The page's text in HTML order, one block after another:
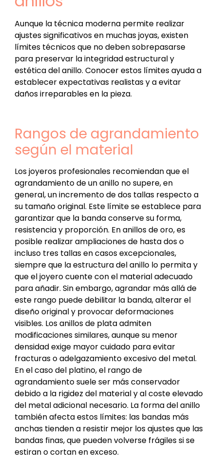
Aunque la técnica moderna permite realizar
ajustes significativos en muchas joyas, existen
límites técnicos que no deben sobrepasarse
para preservar la integridad estructural y
estética del anillo. Conocer estos límites ayuda a
establecer expectativas realistas y a evitar
daños irreparables en la pieza.
Rangos de agrandamiento
según el material
Los joyeros profesionales recomiendan que el
agrandamiento de un anillo no supere, en
general, un incremento de dos tallas respecto a
su tamaño original. Este límite se establece para
garantizar que la banda conserve su forma,
resistencia y proporción. En anillos de oro, es
posible realizar ampliaciones de hasta dos o
incluso tres tallas en casos excepcionales,
siempre que la estructura del anillo lo permita y
que el joyero cuente con el material adecuado
para añadir. Sin embargo, agrandar más allá de
este rango puede debilitar la banda, alterar el
diseño original y provocar deformaciones
visibles. Los anillos de plata admiten
modificaciones similares, aunque su menor
densidad exige mayor cuidado para evitar
fracturas o adelgazamiento excesivo del metal.
En el caso del platino, el rango de
agrandamiento suele ser más conservador
debido a la rigidez del material y al coste elevado
del metal adicional necesario. La forma del anillo
también afecta estos límites: las bandas más
anchas tienden a resistir mejor los ajustes que las
bandas finas, que pueden volverse frágiles si se
estiran o cortan en exceso.